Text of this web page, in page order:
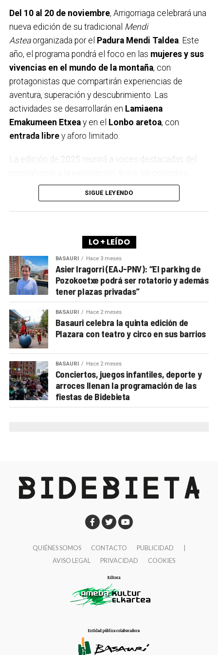
Del 10 al 20 de noviembre, Arrigorriaga celebrará una
nueva edición de su tradicional Mendi
Asteaorganizada por el Padura Mendi Taldea. Este
año, el programa pondrá el foco en las mujeres y sus
vivencias en el mundo de la montaña, con
protagonistas que compartirán experiencias de
aventura, superación y descubrimiento. Las
actividades se desarrollarán en Lamiaena
Emakumeen Etxeay en el Lonbo aretoa, con
entrada librey aforo limitado.
La edición de 2025 reunirá a voces destacadas del
estaránIgone Mariezkurrena, el tríoElkarregaz
formado porElixabete, Johanna y Bego— y la
reconocida alpinistaPipi Cardell. Además, el
como ya es tradición en Arrigorriaga.
A lo largo de los últimos años, la Semana de la
Montaña se ha convertido en una cita imprescindible
para los aficionados locales y de toda la comarca.
Más allá de las charlas y proyecciones, el evento
busca acercar la cultura de la montaña a la
ciudadanía
y fomentar valores como la sostenibilidad,
la cooperación y la igualdad en este ámbito
históricamente dominado por hombres.
PROGRAMA MENDI ASTEA ARRIGORRIAGA 2025
Lunes, 10 de noviembre
19:00Elkarregaz (Elixabete, Johanna y Bego).“GR
11, algo más que una travesía”
Martes, 18 de noviembre
Pipi Cardell“Nanga Parbat (8.125 m) – Vía
‘Nezabudka’”
Jueves, 20 de noviembre
Alex Txikon
SIGUE LEYENDO
LO + LEÍDO
BASAURI Hace 3 meses
Asier Iragorri (EAJ-PNV): “El parking de
Pozokoetxe podrá ser rotatorio y además
tener plazas privadas”
BASAURI Hace 2 meses
Basauri celebra la quinta edición de
Plazara con teatro y circo en sus barrios
BASAURI Hace 2 meses
Conciertos, juegos infantiles, deporte y
arroces llenan la programación de las
fiestas de Bidebieta
QUIÉNES SOMOS CONTACTO PUBLICIDAD
AVISO LEGAL
PRIVACIDAD COOKIES